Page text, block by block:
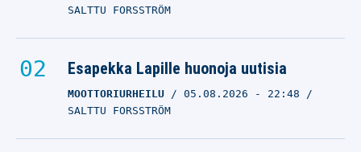
SALTTU FORSSTRÖM
Esapekka Lapille huonoja uutisia
MOOTTORIURHEILU 05.08.2026 - 22:48
SALTTU FORSSTRÖM